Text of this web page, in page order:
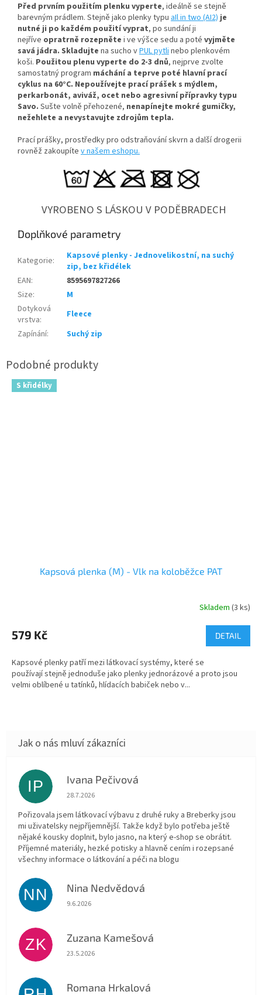
Před prvním použitím plenku vyperte, ideálně se stejně
barevným prádlem. Stejně jako plenky typu aIl in two (AI2) je
nutné ji po každém použití vyprat, po sundání ji
nejříve opratrně rozepněte i ve výšce sedu a poté vyjměte
savá jádra. Skladujte na sucho vPUL pytlinebo plenkovém
koši. Použitou plenu vyperte do 2-3 dnů, nejprve zvolte
samostatný program máchání a teprve poté hlavní prací
cyklus na 60°C. Nepoužívejte prací prášek s mýdlem,
perkarbonát, aviváž, ocet nebo agresivní přípravky typu
Savo. Sušte volně přehozené, nenapínejte mokré gumičky,
nežehlete a nevystavujte zdrojům tepla.
Prací prášky, prostředky pro odstraňování skvrn a další drogerii
rovněž zakoupíte v našem eshopu.
VYROBENO S LÁSKOU V PODĚBRADECH
Doplňkové parametry
Kategorie:
Kapsové plenky - Jednovelikostní, na suchý
zip, bez křidélek
EAN:
8595697827266
Size:
M
Dotyková
vrstva:
Fleece
Zapínání: Suchý zip
S křidélky
Kapsová plenka (M) - Vlk na koloběžce PAT
Skladem (3 ks)
579 Kč DETAIL
Kapsové plenky patří mezi látkovací systémy, které se
používají stejně jednoduše jako plenky jednorázové a proto jsou
velmi oblíbené u tatínků, hlídacích babiček nebo v...
IP Ivana Pečivová
Hodnocení obchodu je 5 z 5 hvězdiček.
28.7.2026
Pořizovala jsem látkovací výbavu z druhé ruky a Breberky jsou
mi uživatelsky nejpříjemnější. Takže když bylo potřeba ještě
nějaké kousky doplnit, bylo jasno, na který e-shop se obrátit.
Příjemné materiály, hezké potisky a hlavně cením i rozepsané
všechny informace o látkování a péči na blogu
NN Nina Nedvědová
Hodnocení obchodu je 5 z 5 hvězdiček.
9.6.2026
ZK Zuzana Kamešová
Hodnocení obchodu je 5 z 5 hvězdiček.
23.5.2026
Romana Hrkalová